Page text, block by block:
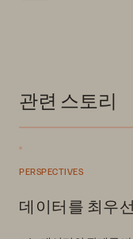
관련 스토리
PERSPECTIVES
데이터를 최우